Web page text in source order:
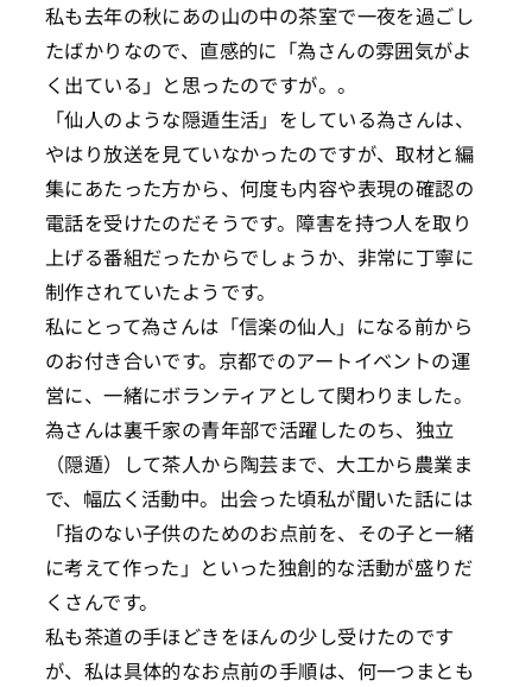
私も去年の秋にあの山の中の茶室で一夜を過ごし
たばかりなので、直感的に「為さんの雰囲気がよ
く出ている」と思ったのですが。。
「仙人のような隠遁生活」をしている為さんは、
やはり放送を見ていなかったのですが、取材と編
集にあたった方から、何度も内容や表現の確認の
電話を受けたのだそうです。障害を持つ人を取り
上げる番組だったからでしょうか、非常に丁寧に
制作されていたようです。
私にとって為さんは「信楽の仙人」になる前から
のお付き合いです。京都でのアートイベントの運
営に、一緒にボランティアとして関わりました。
為さんは裏千家の青年部で活躍したのち、独立
（隠遁）して茶人から陶芸まで、大工から農業ま
で、幅広く活動中。出会った頃私が聞いた話には
「指のない子供のためのお点前を、その子と一緒
に考えて作った」といった独創的な活動が盛りだ
くさんです。
私も茶道の手ほどきをほんの少し受けたのです
が、私は具体的なお点前の手順は、何一つまとも